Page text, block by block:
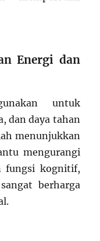
Energi dan
untuk
dan daya tahan
menunjukkan
mengurangi
fungsi kognitif,
berharga